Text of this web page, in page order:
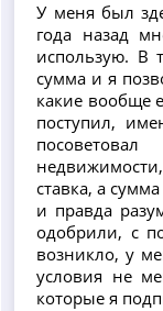
У меня был
года назад
использую. В
сумма и я
какие вообще
поступил,
ставка, а
и правда
одобрили, с
возникло, у
условия не
которые я